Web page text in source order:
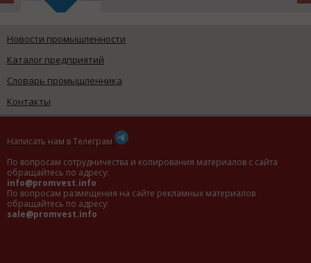
Новости промышленности
Каталог предприятий
Словарь промышленника
Контакты
Написать нам в Телеграм
По вопросам сотрудничества и копирования материалов с сайта
обращайтесь по адресу:
info@promvest.info
По вопросам размещения на сайте рекламных материалов
обращайтесь по адресу:
sale@promvest.info